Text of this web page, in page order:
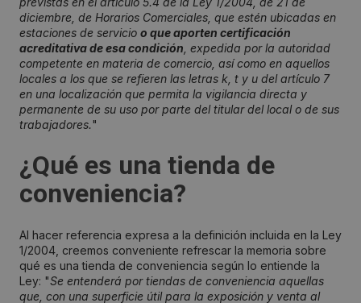
diciembre, de Horarios Comerciales, que estén ubicadas en
estaciones de servicio o que aporten certificación
acreditativa de esa condición , expedida por la autoridad
competente en materia de comercio, así como en aquellos
locales a los que se refieren las letras k, t y u del artículo 7
en una localización que permita la vigilancia directa y
permanente de su uso por parte del titular del local o de sus
trabajadores."
¿Qué es una tienda de
conveniencia?
Al hacer referencia expresa a la definición incluida en la Ley
1/2004, creemos conveniente refrescar la memoria sobre
qué es una tienda de conveniencia según lo entiende la
Ley: "Se entenderá por tiendas de conveniencia aquellas
que, con una superficie útil para la exposición y venta al